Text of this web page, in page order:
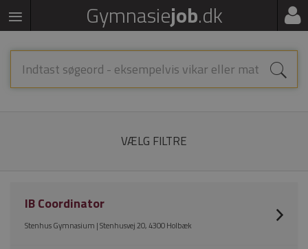
Gymnasiejob.dk
VÆLG FILTRE
IB Coordinator
Stenhus Gymnasium | Stenhusvej 20, 4300 Holbæk